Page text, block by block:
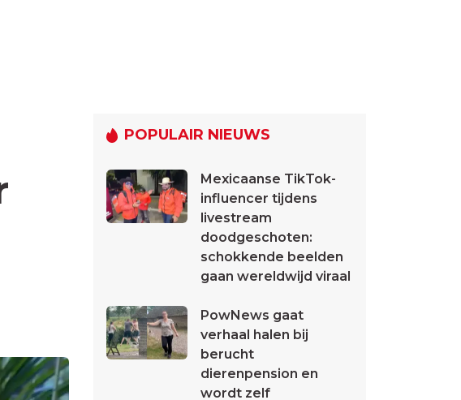
POPULAIR NIEUWS
Mexicaanse TikTok-
influencer tijdens
livestream
doodgeschoten:
schokkende beelden
gaan wereldwijd viraal
PowNews gaat
verhaal halen bij
berucht
dierenpension en
wordt zelf